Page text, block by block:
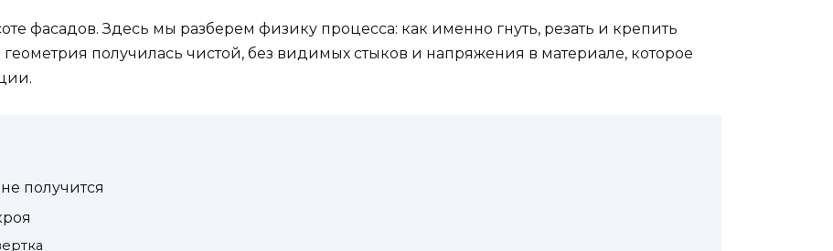
фасадов. Здесь мы разберем физику процесса: как именно гнуть, резать и крепить
получилась чистой, без видимых стыков и напряжения в материале, которое
получится